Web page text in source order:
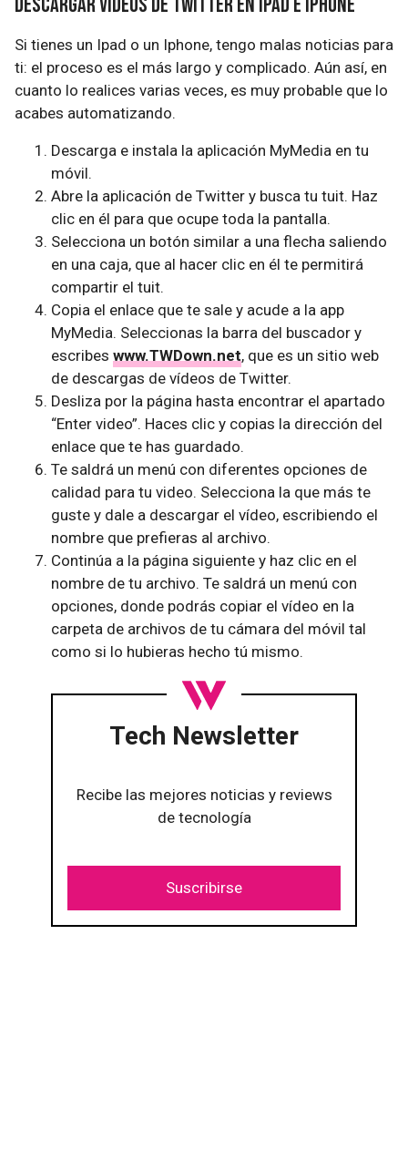
Descargar vídeos de Twitter en Ipad e Iphone
Si tienes un Ipad o un Iphone, tengo malas noticias para
ti: el proceso es el más largo y complicado. Aún así, en
cuanto lo realices varias veces, es muy probable que lo
acabes automatizando.
Descarga e instala la aplicación MyMedia en tu
móvil.
Abre la aplicación de Twitter y busca tu tuit. Haz
clic en él para que ocupe toda la pantalla.
Selecciona un botón similar a una flecha saliendo
en una caja, que al hacer clic en él te permitirá
compartir el tuit.
Copia el enlace que te sale y acude a la app
MyMedia. Seleccionas la barra del buscador y
escribes www.TWDown.net, que es un sitio web
de descargas de vídeos de Twitter.
Desliza por la página hasta encontrar el apartado
“Enter video”. Haces clic y copias la dirección del
enlace que te has guardado.
Te saldrá un menú con diferentes opciones de
calidad para tu video. Selecciona la que más te
guste y dale a descargar el vídeo, escribiendo el
nombre que prefieras al archivo.
Continúa a la página siguiente y haz clic en el
nombre de tu archivo. Te saldrá un menú con
opciones, donde podrás copiar el vídeo en la
carpeta de archivos de tu cámara del móvil tal
como si lo hubieras hecho tú mismo.
Tech Newsletter
Recibe las mejores noticias y reviews
de tecnología
Suscribirse